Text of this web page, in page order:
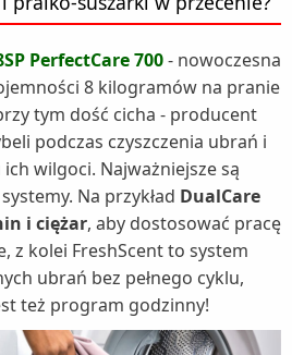
PerfectCare 700- nowoczesna
8 kilogramów na pranie
tym dość cicha - producent
podczas czyszczenia ubrań i
wilgoci. Najważniejsze są
Na przykład DualCare
i ciężar, aby dostosować pracę
z kolei FreshScent to system
ubrań bez pełnego cyklu,
też program godzinny!